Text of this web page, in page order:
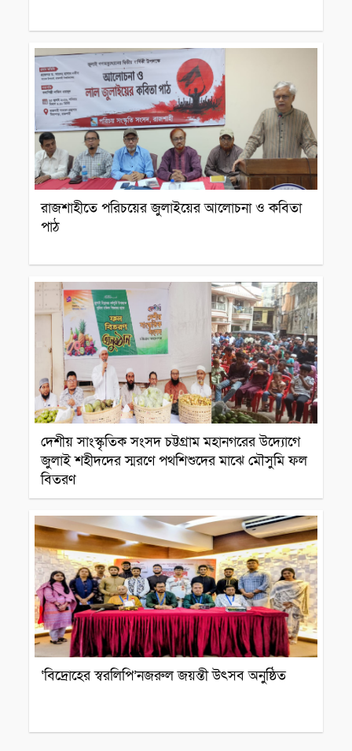
সাংস্কৃতিক প্রতিষ্ঠান
রাজশাহীতে পরিচয়ের জুলাইয়ের আলোচনা ও কবিতা
পাঠ
সাংস্কৃতিক প্রতিষ্ঠান
দেশীয় সাংস্কৃতিক সংসদ চট্টগ্রাম মহানগরের উদ্যোগে
জুলাই শহীদদের স্মরণে পথশিশুদের মাঝে মৌসুমি ফল
বিতরণ
সাংস্কৃতিক প্রতিষ্ঠান
‘বিদ্রোহের স্বরলিপি’নজরুল জয়ন্তী উৎসব অনুষ্ঠিত